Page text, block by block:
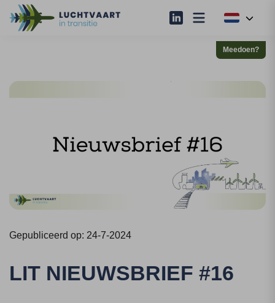
Meedoen?
Gepubliceerd op: 24-7-2024
LIT NIEUWSBRIEF #16